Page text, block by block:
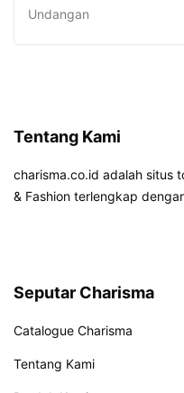
Undangan
Tentang Kami
charisma.co.id adalah situs
& Fashion terlengkap
Seputar Charisma
Catalogue Charisma
Tentang Kami